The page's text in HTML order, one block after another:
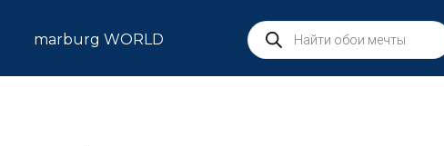
marburg WORLD